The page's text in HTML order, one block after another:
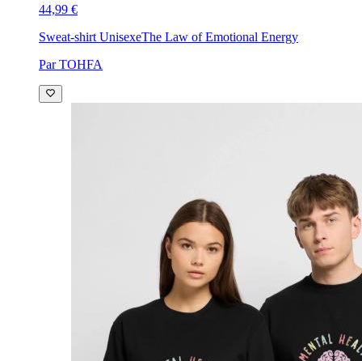
44,99 €
Sweat-shirt UnisexeThe Law of Emotional Energy
Par TOHFA